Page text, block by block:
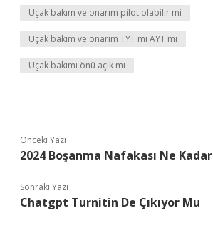
Uçak bakım ve onarım pilot olabilir mi
Uçak bakım ve onarım TYT mi AYT mi
Uçak bakımı önü açık mı
Önceki Yazı
2024 Boşanma Nafakası Ne Kadar
Sonraki Yazı
Chatgpt Turnitin De Çıkıyor Mu